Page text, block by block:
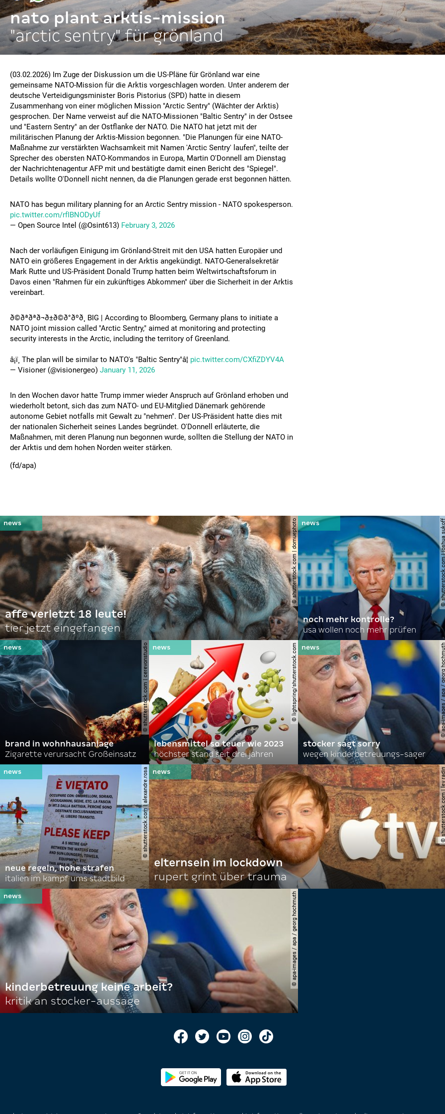
nato plant arktis-mission
"arctic sentry" für grönland
(03.02.2026) Im Zuge der Diskussion um die US-Pläne für Grönland war eine
gemeinsame NATO-Mission für die Arktis vorgeschlagen worden. Unter anderem der
deutsche Verteidigungsminister Boris Pistorius (SPD) hatte in diesem
Zusammenhang von einer möglichen Mission "Arctic Sentry" (Wächter der Arktis)
gesprochen. Der Name verweist auf die NATO-Missionen "Baltic Sentry" in der Ostsee
und "Eastern Sentry" an der Ostflanke der NATO. Die NATO hat jetzt mit der
militärischen Planung der Arktis-Mission begonnen. "Die Planungen für eine NATO-
Maßnahme zur verstärkten Wachsamkeit mit Namen 'Arctic Sentry' laufen", teilte der
Sprecher des obersten NATO-Kommandos in Europa, Martin O'Donnell am Dienstag
der Nachrichtenagentur AFP mit und bestätigte damit einen Bericht des "Spiegel".
Details wollte O'Donnell nicht nennen, da die Planungen gerade erst begonnen hätten.
NATO has begun military planning for an Arctic Sentry mission - NATO spokesperson.
pic.twitter.com/rfIBNODyUf
— Open Source Intel (@Osint613) February 3, 2026
Nach der vorläufigen Einigung im Grönland-Streit mit den USA hatten Europäer und
NATO ein größeres Engagement in der Arktis angekündigt. NATO-Generalsekretär
Mark Rutte und US-Präsident Donald Trump hatten beim Weltwirtschaftsforum in
Davos einen "Rahmen für ein zukünftiges Abkommen" über die Sicherheit in der Arktis
vereinbart.
ð©ðªðªð¬ð±ð©ð°ðºð¸ BIG | According to Bloomberg, Germany plans to initiate a
NATO joint mission called "Arctic Sentry," aimed at monitoring and protecting
security interests in the Arctic, including the territory of Greenland.
â¡ï¸ The plan will be similar to NATO's "Baltic Sentry"â¦ pic.twitter.com/CXfiZDYV4A
— Visioner (@visionergeo) January 11, 2026
In den Wochen davor hatte Trump immer wieder Anspruch auf Grönland erhoben und
wiederholt betont, sich das zum NATO- und EU-Mitglied Dänemark gehörende
autonome Gebiet notfalls mit Gewalt zu "nehmen". Der US-Präsident hatte dies mit
der nationalen Sicherheit seines Landes begründet. O'Donnell erläuterte, die
Maßnahmen, mit deren Planung nun begonnen wurde, sollten die Stellung der NATO in
der Arktis und dem hohen Norden weiter stärken.
(fd/apa)
© shutterstock.com | domuephoto
affe verletzt 18 leute!
tier jetzt eingefangen
©
noch mehr kontrolle?
usa wollen noch mehr prüfen
© shutterstock.com | cerevonstudio
brand in wohnhausanlage
Zigarette verursacht Großeinsatz
© lightspring/shutterstock.com
lebensmittel so teuer wie 2023
höchster stand seit drei jahren
© apa-images /
stocker sagt sorry
wegen kinderbetreuungs-sager
© shutterstock.com | alexandre.rosa
neue regeln, hohe strafen
italien im kampf ums stadtbild
©
elternsein im lockdown
rupert grint über trauma
© apa-images / apa / georg hochmuth
kinderbetreuung keine arbeit?
kritik an stocker-aussage